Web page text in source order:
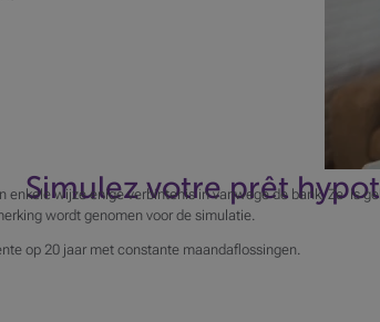
Simulez votre prêt
wijze enige verbintenis in vanwege de bank. Ze is
wordt genomen voor de simulatie.
op 20 jaar met constante maandaflossingen.